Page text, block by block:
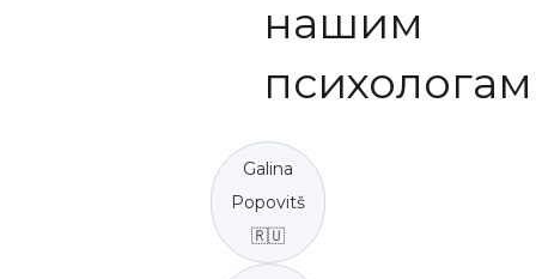
нашим
психологам
Galina
Popovitš
🇷🇺